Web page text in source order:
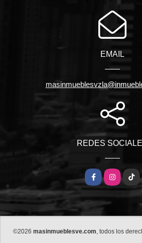
EMAIL
REDES
FacebookInstagram
©2026 masinmueblesve.com , todos los